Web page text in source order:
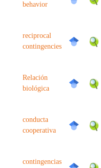
behavior
reciprocal
contingencies
Relación
biológica
conducta
cooperativa
contingencias